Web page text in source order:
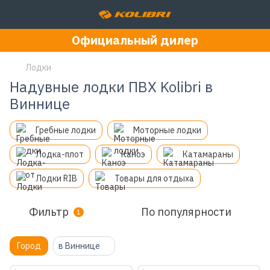
Официальный дилер
Лодки
Надувные лодки ПВХ Kolibri в
Виннице
Гребные лодки Моторные лодки
Лодка-плот Каноэ Катамараны
Лодки RIB Товары для отдыха
Фильтр 1 По популярности
Город в Виннице